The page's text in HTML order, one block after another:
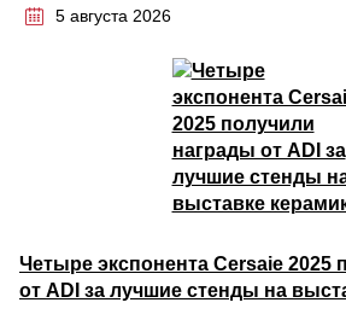
5 августа 2026
Четыре экспонента Cersaie 2025
от ADI за лучшие стенды на